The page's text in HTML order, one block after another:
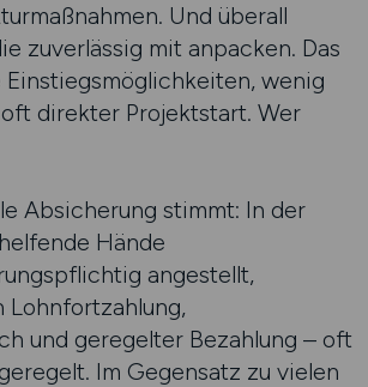
Und überall
zuverlässig mit anpacken. Das
wenig
direkter Projektstart. Wer
Absicherung stimmt: In der
Hände
angestellt,
und geregelter Bezahlung – oft
Im Gegensatz zu vielen